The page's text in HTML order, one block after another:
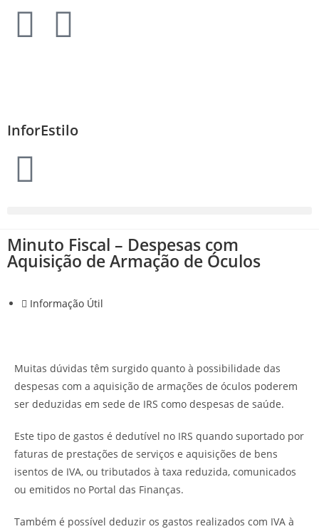
InforEstilo
Minuto Fiscal – Despesas com
Aquisição de Armação de Óculos
Informação Útil
Muitas dúvidas têm surgido quanto à possibilidade das
despesas com a aquisição de armações de óculos poderem
ser deduzidas em sede de IRS como despesas de saúde.
Este tipo de gastos é dedutível no IRS quando suportado por
faturas de prestações de serviços e aquisições de bens
isentos de IVA, ou tributados à taxa reduzida, comunicados
ou emitidos no Portal das Finanças.
Também é possível deduzir os gastos realizados com IVA à